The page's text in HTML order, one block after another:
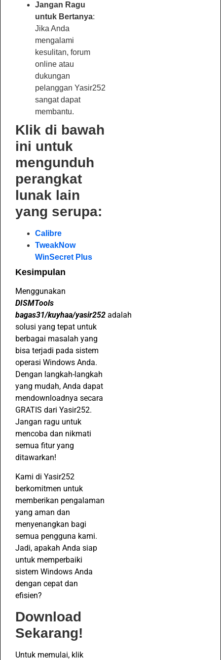
Jangan Ragu
untuk Bertanya:
Jika Anda
mengalami
kesulitan, forum
online atau
dukungan
pelanggan Yasir252
sangat dapat
membantu.
Klik di bawah
ini untuk
mengunduh
perangkat
lunak lain
yang serupa:
Calibre
TweakNow
WinSecret Plus
Kesimpulan
Menggunakan
DISMTools
bagas31/kuyhaa/yasir252 adalah
solusi yang tepat untuk
berbagai masalah yang
bisa terjadi pada sistem
operasi Windows Anda.
Dengan langkah-langkah
yang mudah, Anda dapat
mendownloadnya secara
GRATIS dari Yasir252.
Jangan ragu untuk
mencoba dan nikmati
semua fitur yang
ditawarkan!
Kami di Yasir252
berkomitmen untuk
memberikan pengalaman
yang aman dan
menyenangkan bagi
semua pengguna kami.
Jadi, apakah Anda siap
untuk memperbaiki
sistem Windows Anda
dengan cepat dan
efisien?
Download
Sekarang!
Untuk memulai, klik